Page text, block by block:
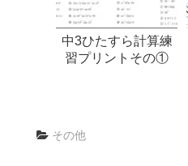
中3ひたすら計算練
習プリントその①
その他